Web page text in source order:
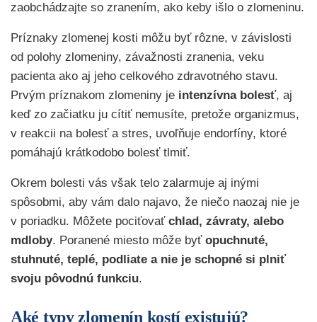
zaobchádzajte so zranením, ako keby išlo o zlomeninu.
Príznaky zlomenej kosti môžu byť rôzne, v závislosti
od polohy zlomeniny, závažnosti zranenia, veku
pacienta ako aj jeho celkového zdravotného stavu.
Prvým príznakom zlomeniny je intenzívna bolesť, aj
keď zo začiatku ju cítiť nemusíte, pretože organizmus,
v reakcii na bolesť a stres, uvoľňuje endorfíny, ktoré
pomáhajú krátkodobo bolesť tlmiť.
Okrem bolesti vás však telo zalarmuje aj inými
spôsobmi, aby vám dalo najavo, že niečo naozaj nie je
v poriadku. Môžete pociťovať chlad, závraty, alebo
mdloby. Poranené miesto môže byť opuchnuté,
stuhnuté, teplé, podliate a nie je schopné si plniť
svoju pôvodnú funkciu.
Aké typy zlomenín kostí existujú?